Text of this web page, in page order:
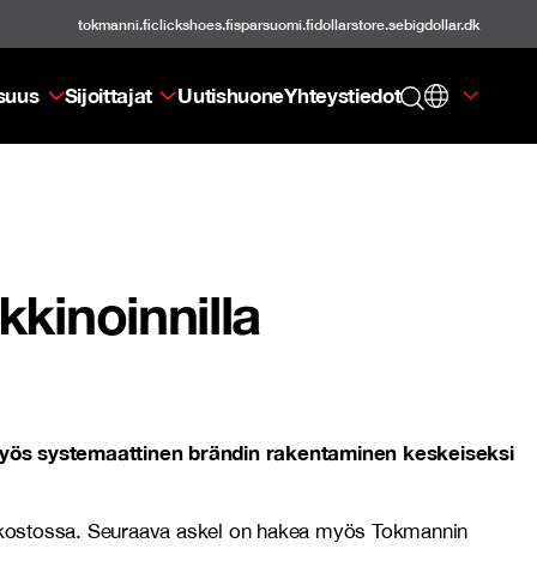
tokmanni.ficlickshoes.fisparsuomi.fidollarstore.sebigdollar.dk
Sijoittajat UutishuoneYhteystiedot
systemaattinen brändin rakentaminen keskeiseksi
Seuraava askel on hakea myös Tokmannin